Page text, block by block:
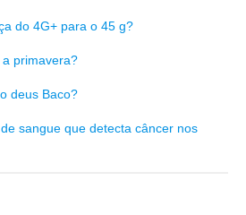
do 4G+ para o 45 g?
primavera?
deus Baco?
sangue que detecta câncer nos